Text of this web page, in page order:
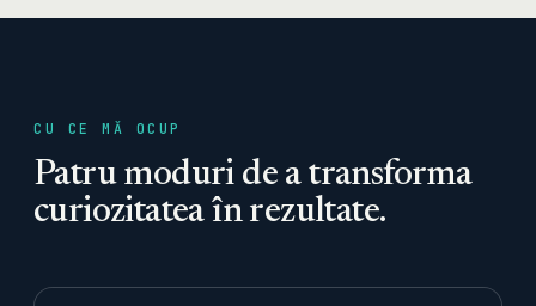
CU CE MĂ OCUP
Patru moduri de a transforma
curiozitatea în rezultate.